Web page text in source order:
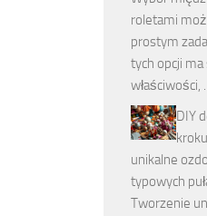
roletami
prostym
tych opcji
właściwości,
DIY
unikalne
typowych
Tworzenie